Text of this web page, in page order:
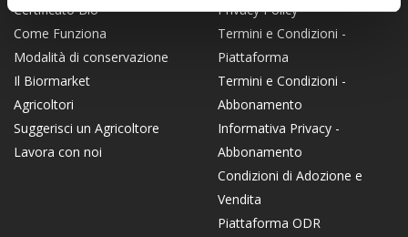
Certificato Bio
Come Funziona
Modalità di conservazione
Il Biormarket
Agricoltori
Suggerisci un Agricoltore
Lavora con noi
Privacy Policy
Termini e Condizioni -
Piattaforma
Termini e Condizioni -
Abbonamento
Informativa Privacy -
Abbonamento
Condizioni di Adozione e
Vendita
Piattaforma ODR